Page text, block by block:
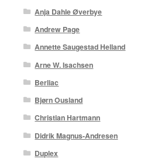
Anja Dahle Øverbye
Andrew Page
Annette Saugestad Helland
Arne W. Isachsen
Berliac
Bjørn Ousland
Christian Hartmann
Didrik Magnus-Andresen
Duplex